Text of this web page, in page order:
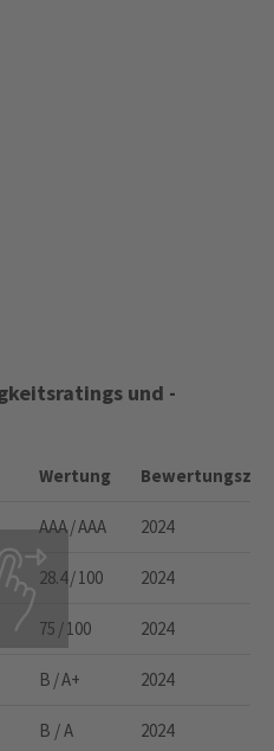
und -
Wertung
AAA / AAA 2024
28.4 / 100 2024
75 / 100 2024
B / A+ 2024
B / A 2024